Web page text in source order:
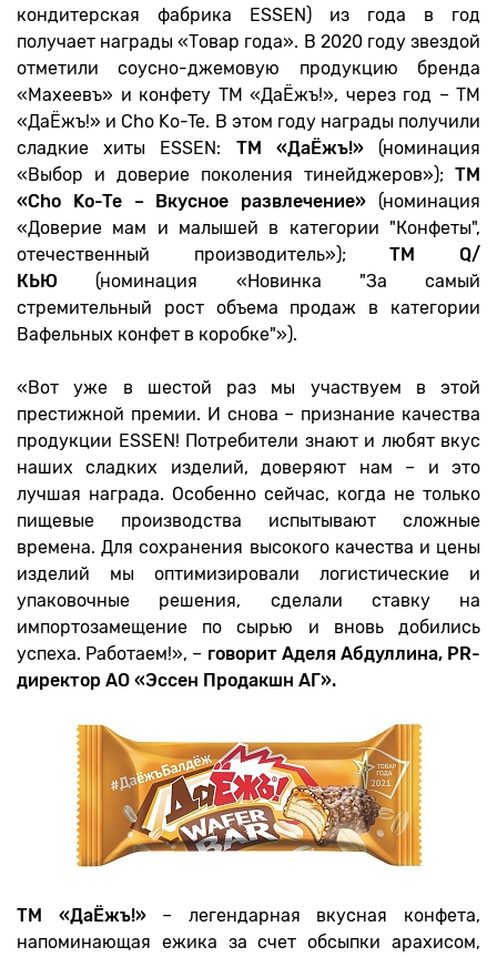
кондитерская фабрика ESSEN) из года в год
получает награды «Товар года». В 2020 году звездой
отметили соусно-джемовую продукцию бренда
«Махеевъ» и конфету ТМ «ДаЁжъ!», через год – ТМ
«ДаЁжъ!» и Cho Ko-Te. В этом году награды получили
сладкие хиты ESSEN: ТМ «ДаЁжъ!»(номинация
«Выбор и доверие поколения тинейджеров»); ТМ
«Cho Ko-Te – Вкусное развлечение» (номинация
«Доверие мам и малышей в категории "Конфеты",
отечественный производитель»);ТМ Q/
КЬЮ (номинация «Новинка "За самый
стремительный рост объема продаж в категории
Вафельных конфет в коробке"»).
«Вот уже в шестой раз мы участвуем в этой
престижной премии. И снова – признание качества
продукции ESSEN! Потребители знают и любят вкус
наших сладких изделий, доверяют нам – и это
лучшая награда. Особенно сейчас, когда не только
пищевые производства испытывают сложные
времена. Для сохранения высокого качества и цены
изделий мы оптимизировали логистические и
упаковочные решения, сделали ставку на
импортозамещение по сырью и вновь добились
успеха. Работаем!», – говорит Аделя Абдуллина, PR-
директор АО «Эссен Продакшн АГ».
ТМ «ДаЁжъ!»– легендарная вкусная конфета,
напоминающая ежика за счет обсыпки арахисом,